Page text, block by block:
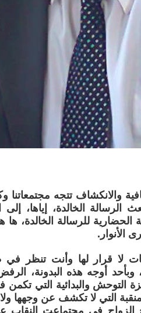
والانكشاف تتجه مجتمعاتنا
الرسالة الخالدة، إياها،
الحضارية للرسالة الخالدة،
الأنوار.
لا قرار لها وأنت تنظر في
وبأحد أوجه هذه البدونة،
التوحش والبدائية التي تكمن
التي لا تكشف عن وجهها